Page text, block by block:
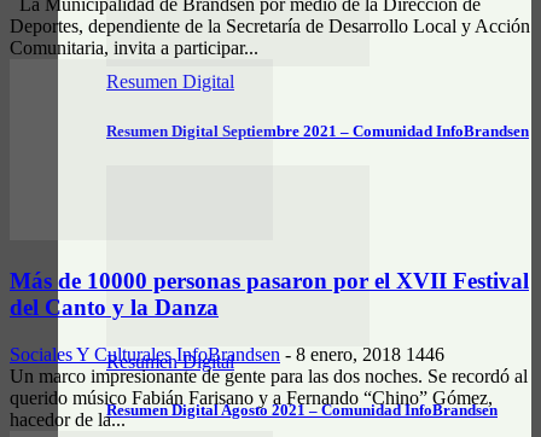
Resumen Digital
Resumen Digital Septiembre 2021 – Comunidad InfoBrandsen
Resumen Digital
Resumen Digital Agosto 2021 – Comunidad InfoBrandsen
La Municipalidad de Brandsen por medio de la Dirección de
Deportes, dependiente de la Secretaría de Desarrollo Local y Acción
Comunitaria, invita a participar...
Más de 10000 personas pasaron por el XVII Festival
del Canto y la Danza
Sociales Y Culturales InfoBrandsen - 8 enero, 2018 1446
Un marco impresionante de gente para las dos noches. Se recordó al
querido músico Fabián Farisano y a Fernando “Chino” Gómez,
hacedor de la...